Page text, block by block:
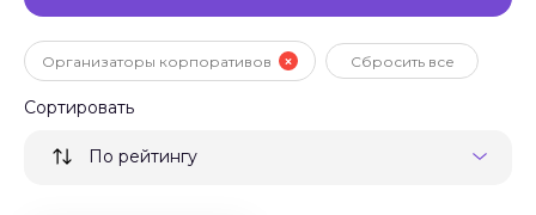
# Ведущие мужчины
# Ведущие на новый год
# Ведущие на корпоратив
Организаторы корпоративов Сбросить все
Сортировать
По рейтингу